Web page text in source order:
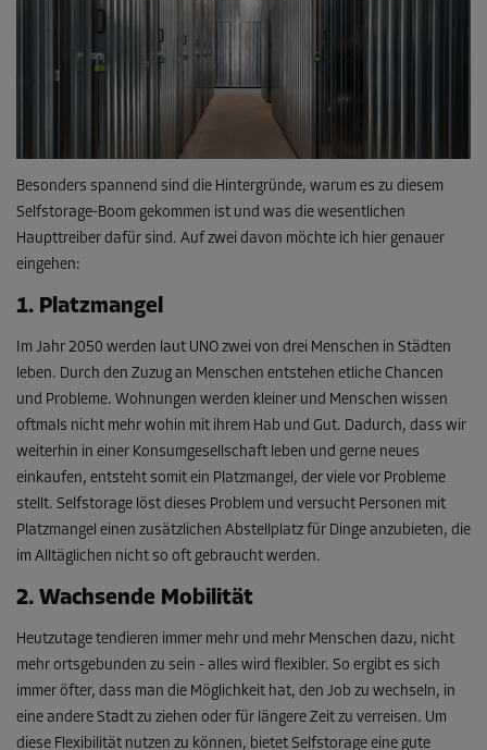
Besonders spannend sind die Hintergründe, warum es zu diesem
Selfstorage-Boom gekommen ist und was die wesentlichen
Haupttreiber dafür sind. Auf zwei davon möchte ich hier genauer
eingehen:
1. Platzmangel
Im Jahr 2050 werden laut UNO zwei von drei Menschen in Städten
leben. Durch den Zuzug an Menschen entstehen etliche Chancen
und Probleme. Wohnungen werden kleiner und Menschen wissen
oftmals nicht mehr wohin mit ihrem Hab und Gut. Dadurch, dass wir
weiterhin in einer Konsumgesellschaft leben und gerne neues
einkaufen, entsteht somit ein Platzmangel, der viele vor Probleme
stellt. Selfstorage löst dieses Problem und versucht Personen mit
Platzmangel einen zusätzlichen Abstellplatz für Dinge anzubieten, die
im Alltäglichen nicht so oft gebraucht werden.
2. Wachsende Mobilität
Heutzutage tendieren immer mehr und mehr Menschen dazu, nicht
mehr ortsgebunden zu sein - alles wird flexibler. So ergibt es sich
immer öfter, dass man die Möglichkeit hat, den Job zu wechseln, in
eine andere Stadt zu ziehen oder für längere Zeit zu verreisen. Um
diese Flexibilität nutzen zu können, bietet Selfstorage eine gute